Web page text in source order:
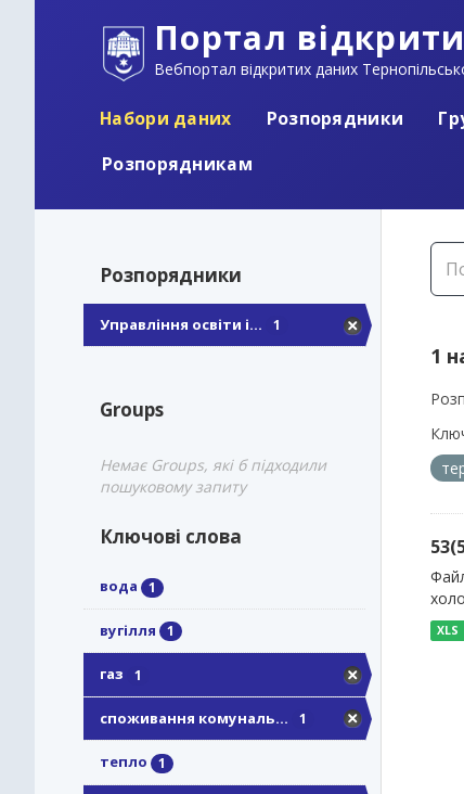
Портал
Вебпортал відкритих даних
Набори даних Розпорядники
Розпорядникам
Розпорядники
Управління освіти і... 1
Groups
Немає Groups, які б підходили
пошуковому запиту
Ключові слова
вода 1
вугілля 1
газ 1
споживання комуналь... 1
тепло 1
1
XLS